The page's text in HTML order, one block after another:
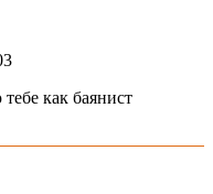
как баянист